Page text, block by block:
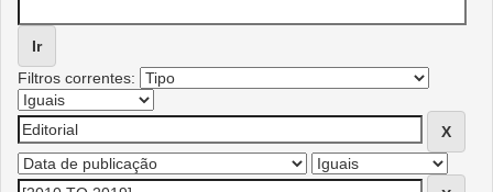
Filtros correntes: